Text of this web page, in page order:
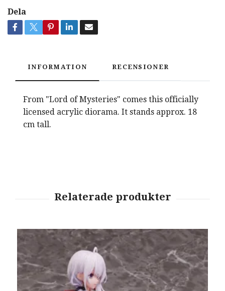
Dela
INFORMATION RECENSIONER
From "Lord of Mysteries" comes this officially
licensed acrylic diorama. It stands approx. 18
cm tall.